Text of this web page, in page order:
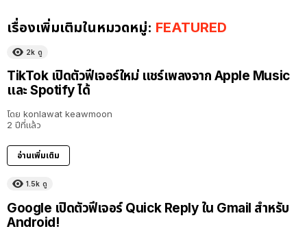
เรื่องเพิ่มเติมในหมวดหมู่: FEATURED
2k ดู
TikTok เปิดตัวฟีเจอร์ใหม่ แชร์เพลงจาก Apple Music
และ Spotify ได้
โดย konlawat keawmoon
2 ปีที่แล้ว
อ่านเพิ่มเติม
1.5k ดู
Google เปิดตัวฟีเจอร์ Quick Reply ใน Gmail สำหรับ
Android!